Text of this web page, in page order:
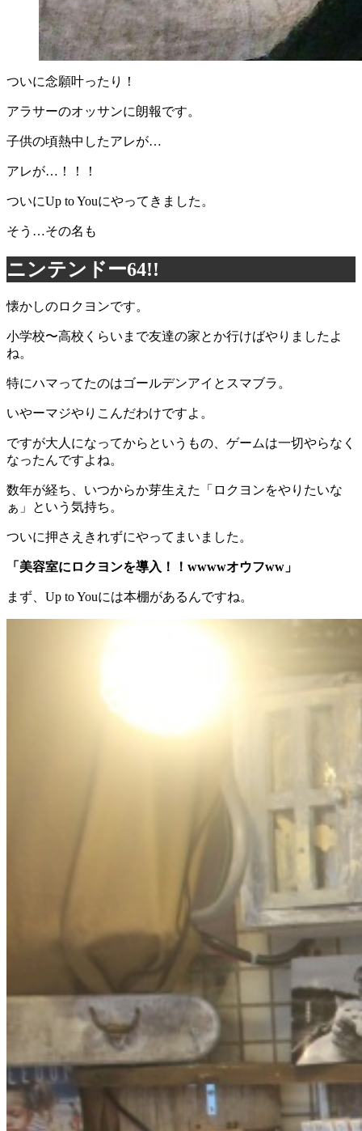
ついに念願叶ったり！
アラサーのオッサンに朗報です。
子供の頃熱中したアレが…
アレが…！！！
ついにUp to Youにやってきました。
そう…その名も
ニンテンドー64!!
懐かしのロクヨンです。
小学校〜高校くらいまで友達の家とか行けばやりましたよ
ね。
特にハマってたのはゴールデンアイとスマブラ。
いやーマジやりこんだわけですよ。
ですが大人になってからというもの、ゲームは一切やらなく
なったんですよね。
数年が経ち、いつからか芽生えた「ロクヨンをやりたいな
ぁ」という気持ち。
ついに押さえきれずにやってまいました。
「美容室にロクヨンを導入！！wwwwオウフww」
まず、Up to Youには本棚があるんですね。